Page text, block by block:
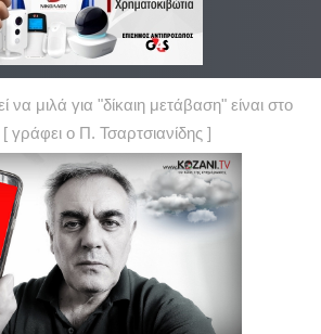
να μιλά για "δίκαιη μετάβαση" είναι στο
γράφει ο Π. Τσαρτσιανίδης ]